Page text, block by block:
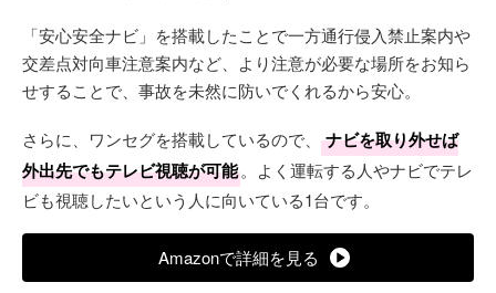
「安心安全ナビ」を搭載したことで一方通行侵入禁止案内や
交差点対向車注意案内など、より注意が必要な場所をお知ら
せすることで、事故を未然に防いでくれるから安心。
さらに、ワンセグを搭載しているので、
ナビを取り外せば
外出先でもテレビ視聴が可能。よく運転する人やナビでテレ
ビも視聴したいという人に向いている1台です。
Amazonで詳細を見る